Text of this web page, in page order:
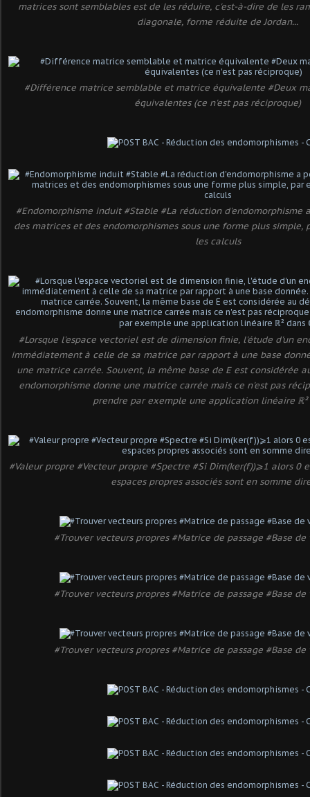
matrices sont semblables est de les réduire, c'est-à-dire de les
diagonale, forme réduite de Jordan...
#Différence matrice semblable et matrice équivalente #Deux
équivalentes (ce n'est pas réciproque)
#Endomorphisme induit #Stable #La réduction d'endomorphisme
des matrices et des endomorphismes sous une forme plus
les calculs
#Lorsque l'espace vectoriel est de dimension finie, l'étude d'un
immédiatement à celle de sa matrice par rapport à une base
une matrice carrée. Souvent, la même base de E est considérée
endomorphisme donne une matrice carrée mais ce n'est pas
prendre par exemple une application linéaire ℝ²
#Valeur propre #Vecteur propre #Spectre #Si Dim(ker(f))⩾1 alors 0
espaces propres associés sont en somme
#Trouver vecteurs propres #Matrice de passage #Base
#Trouver vecteurs propres #Matrice de passage #Base
#Trouver vecteurs propres #Matrice de passage #Base